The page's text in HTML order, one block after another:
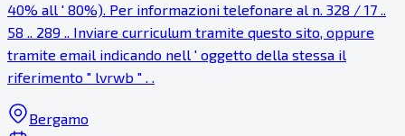
40% all ' 80%). Per informazioni telefonare al n. 328 / 17 ..
58 .. 289 .. Inviare curriculum tramite questo sito, oppure
tramite email indicando nell ' oggetto della stessa il
riferimento " lvrwb " . .
Bergamo